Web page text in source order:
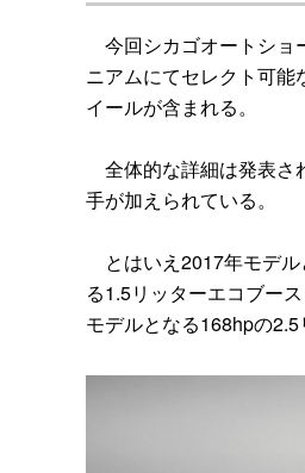
今回シカゴオートショ
ニアムにてセレクト可
イールが含まれる。
全体的な詳細は発表さ
手が加えられている。
とはいえ2017年モデル
る1.5リッターエコブー
モデルとなる168hpの2.5